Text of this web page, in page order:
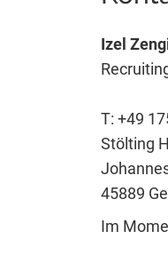
Izel
T: +49
Stölting
45889
Im